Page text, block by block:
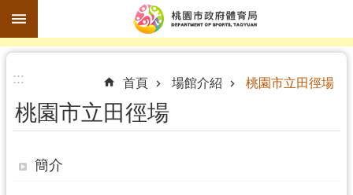
跳到主要內容區塊
進
搜
尋
::: 首頁 場館介紹 桃園市立田徑場
桃園市立田徑場
簡介